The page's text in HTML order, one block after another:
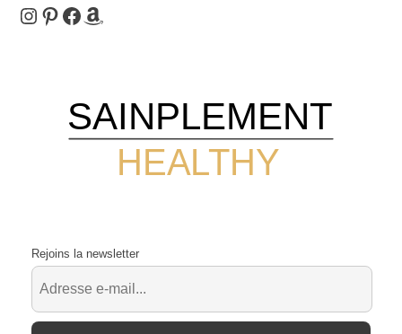
Instagram
Pinterest
Facebook
Amazon
HEALTHY
SAINPLEMENT
Rejoins la newsletter